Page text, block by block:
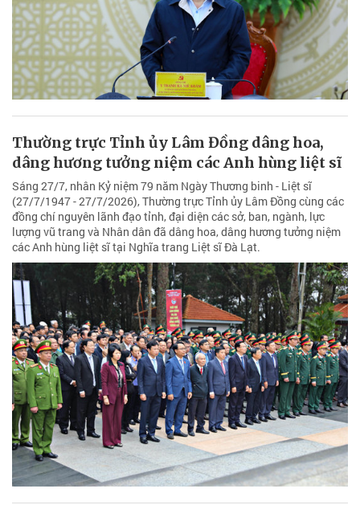
Thường trực Tỉnh ủy Lâm Đồng dâng hoa,
dâng hương tưởng niệm các Anh hùng liệt sĩ
Sáng 27/7, nhân Kỷ niệm 79 năm Ngày Thương binh - Liệt sĩ
(27/7/1947 - 27/7/2026), Thường trực Tỉnh ủy Lâm Đồng cùng các
đồng chí nguyên lãnh đạo tỉnh, đại diện các sở, ban, ngành, lực
lượng vũ trang và Nhân dân đã dâng hoa, dâng hương tưởng niệm
các Anh hùng liệt sĩ tại Nghĩa trang Liệt sĩ Đà Lạt.